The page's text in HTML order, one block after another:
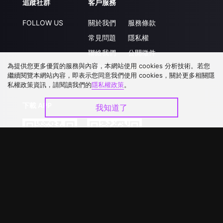
追蹤社群
FOLLOW US
客戶服務
關於我們
常見問題
聯絡我們
升級VIP
服務條款
隱私權
公開徵件
合作洽談
為提供您更多優質的服務與內容，本網站使用 cookies 分析技術。若您
繼續閱覽本網站內容，即表示您同意我們使用 cookies，關於更多相關隱
私權政策資訊，請閱讀我們的隱私權政策。
我知道了